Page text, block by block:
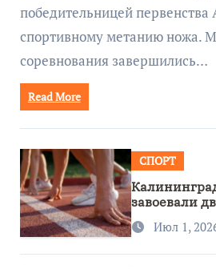
победительницей первенства
спортивному метанию ножа.
соревнования завершились…
Read More
СПОРТ
завоевали
первенстве
Июл 1,